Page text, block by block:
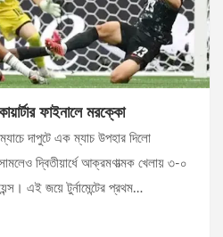
ফাইনালে মরক্কো
দাপুটে এক ম্যাচ উপহার দিলো
দ্বিতীয়ার্ধে আক্রমণাত্মক খেলায় ৩-০
এই জয়ে টুর্নামেন্টের প্রথম…